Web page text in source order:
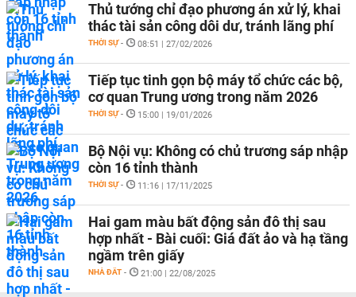
Thủ tướng chỉ đạo phương án xử lý, khai
thác tài sản công dôi dư, tránh lãng phí
THỜI SỰ - 08:51 | 27/02/2026
Tiếp tục tinh gọn bộ máy tổ chức các bộ,
cơ quan Trung ương trong năm 2026
THỜI SỰ - 15:00 | 19/01/2026
Bộ Nội vụ: Không có chủ trương sáp nhập
còn 16 tỉnh thành
THỜI SỰ - 11:16 | 17/11/2025
Hai gam màu bất động sản đô thị sau
hợp nhất - Bài cuối: Giá đất ảo và hạ tầng
ngầm trên giấy
NHÀ ĐẤT - 21:00 | 22/08/2025